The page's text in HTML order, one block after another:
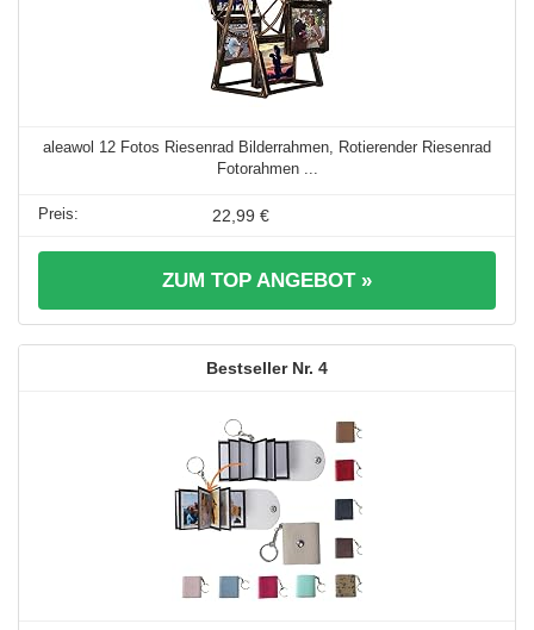
aleawol 12 Fotos Riesenrad Bilderrahmen, Rotierender Riesenrad
Fotorahmen ...
22,99 €
ZUM TOP ANGEBOT »
4